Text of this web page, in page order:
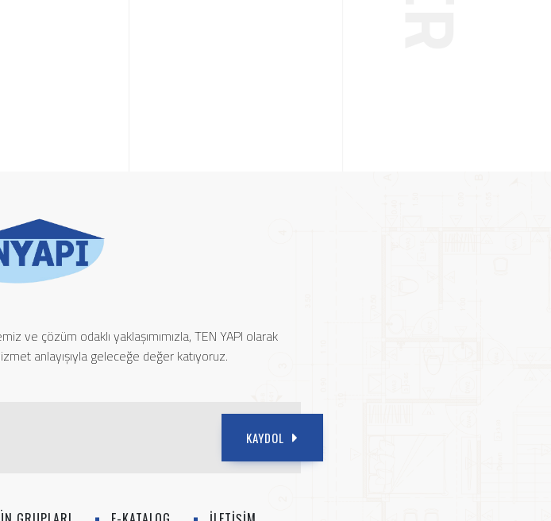
ve çözüm odaklı yaklaşımımızla, TEN YAPI olarak
anlayışıyla geleceğe değer katıyoruz.
KAYDOL